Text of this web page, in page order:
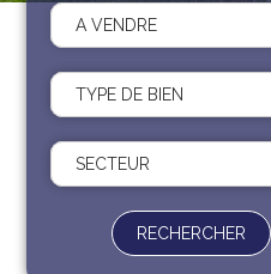
Recrutement
Contact
Documents
A VENDRE
TYPE DE BIEN
SECTEUR
RECHERCHER